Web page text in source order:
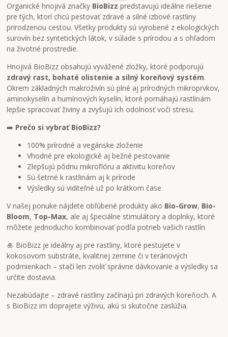
Organické hnojivá značky BioBizz predstavujú ideálne riešenie
pre tých, ktorí chcú pestovať zdravé a silné izbové rastliny
prirodzenou cestou. Všetky produkty sú vyrobené z ekologických
surovín bez syntetických látok, v súlade s prírodou a s ohľadom
na životné prostredie.
Hnojivá BioBizz obsahujú vyvážené zložky, ktoré podporujú
zdravý rast, bohaté olistenie a silný koreňový systém.
Okrem základných makroživín sú plné aj prírodných mikroprvkov,
aminokyselín a humínových kyselín, ktoré pomáhajú rastlinám
lepšie spracovať živiny a zvyšujú ich odolnosť voči stresu.
➡️ Prečo si vybrať BioBizz?
100% prírodné a vegánske zloženie
Vhodné pre ekologické aj bežné pestovanie
Zlepšujú pôdnu mikroflóru a aktivitu koreňov
Sú šetrné k rastlinám aj k prírode
Výsledky sú viditeľné už po krátkom čase
V našej ponuke nájdete obľúbené produkty ako Bio-Grow, Bio-
Bloom, Top-Max, ale aj špeciálne stimulátory a doplnky, ktoré
môžete jednoducho kombinovať podľa potrieb vašich rastlín.
🎍 BioBizz je ideálny aj pre rastliny, ktoré pestujete v
kokosovom substráte, kvalitnej zemine či v teráriových
podmienkach – stačí len zvoliť správne dávkovanie a výsledky sa
určite dostavia.
Nezabúdajte – zdravé rastliny začínajú pri zdravých koreňoch. A
s BioBizz im doprajete výživu, akú si skutočne zaslúžia.